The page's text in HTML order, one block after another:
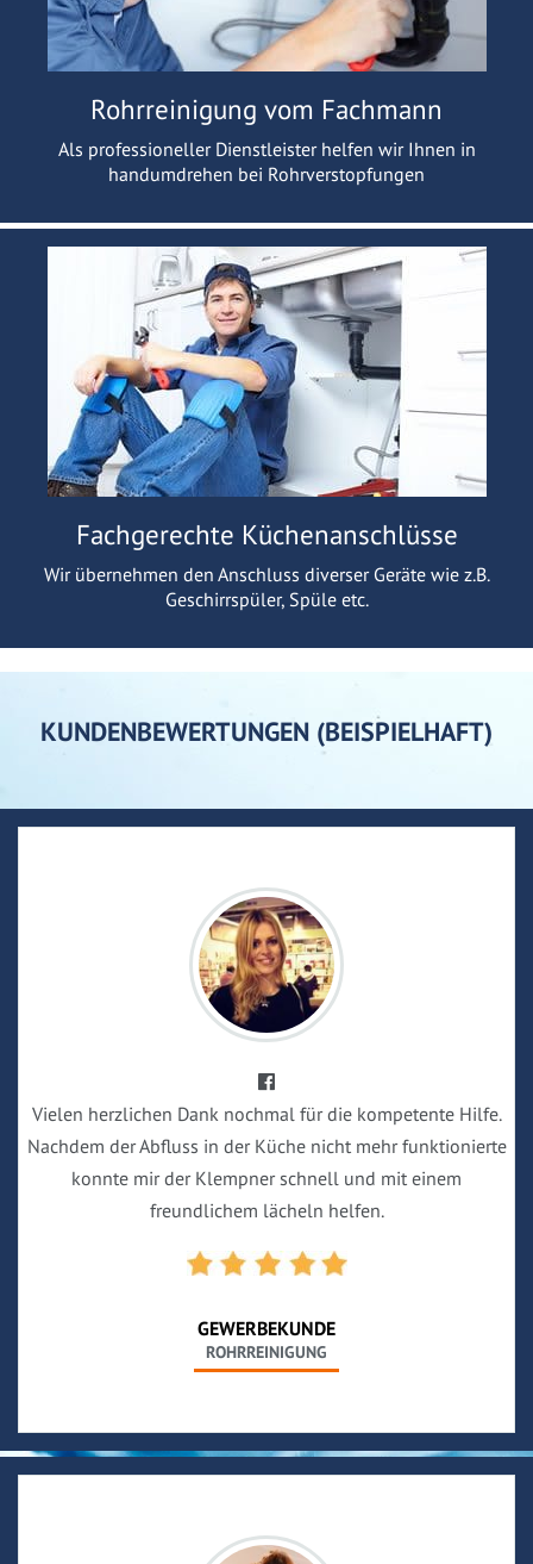
Rohrreinigung vom Fachmann
Als professioneller Dienstleister helfen wir Ihnen in
handumdrehen bei Rohrverstopfungen
Fachgerechte Küchenanschlüsse
Wir übernehmen den Anschluss diverser Geräte wie z.B.
Geschirrspüler, Spüle etc.
KUNDENBEWERTUNGEN (BEISPIELHAFT)
Vielen herzlichen Dank nochmal für die kompetente Hilfe.
Nachdem der Abfluss in der Küche nicht mehr funktionierte
konnte mir der Klempner schnell und mit einem
freundlichem lächeln helfen.
GEWERBEKUNDE
ROHRREINIGUNG